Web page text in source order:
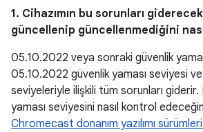
1. Cihazımın bu sorunları
güncellenip güncellenmediğini
05.10.2022 veya sonraki güvenlik
05.10.2022 güvenlik yaması seviyesi
seviyeleriyle ilişkili tüm sorunları giderir.
yaması seviyesini nasıl kontrol
Chromecast donanım yazılımı